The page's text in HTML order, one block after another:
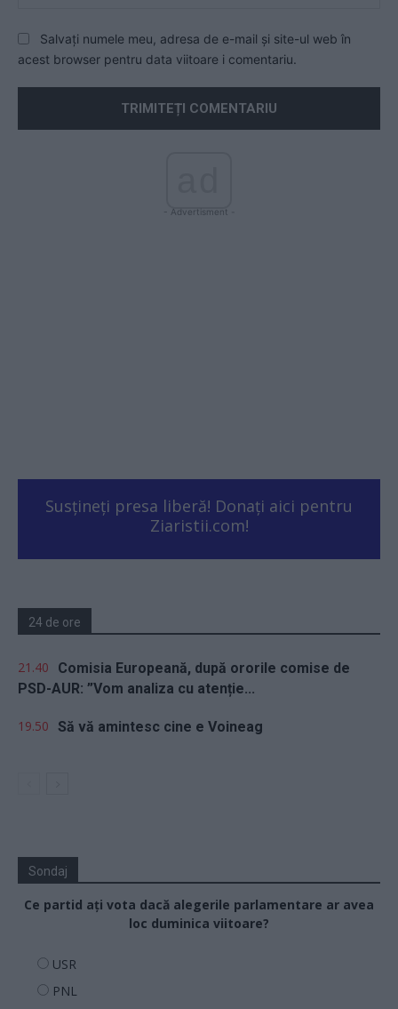
Salvați numele meu, adresa de e-mail și site-ul web în
acest browser pentru data viitoare i comentariu.
- Advertisment -
Susțineți presa liberă! Donați aici pentru
Ziaristii.com!
24 de ore
21.40
Comisia Europeană, după ororile comise de
PSD-AUR: ”Vom analiza cu atenție...
19.50 Să vă amintesc cine e Voineag
Sondaj
Ce partid ați vota dacă alegerile parlamentare ar avea
loc duminica viitoare?
USR
PNL